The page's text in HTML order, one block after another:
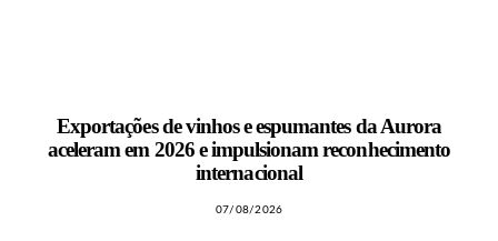
Exportações de vinhos e espumantes da Aurora
aceleram em 2026 e impulsionam reconhecimento
internacional
07/08/2026